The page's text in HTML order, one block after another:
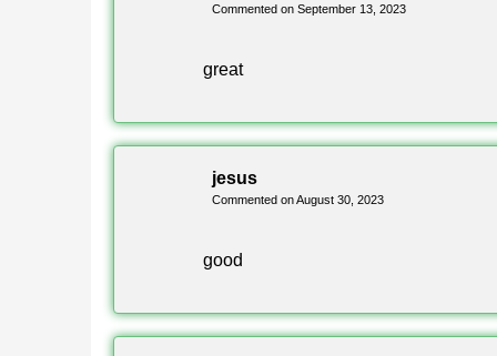
Экспериментальный режим не требуется.
Пошаговая инструкция по установке
Платформа
Формат файла
Commented on September 13, 2023
great
jesus
Commented on August 30, 2023
good